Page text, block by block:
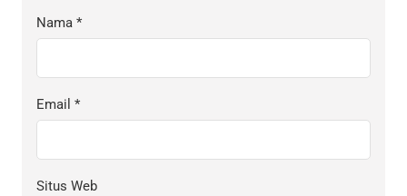
Nama *
Email *
Situs Web